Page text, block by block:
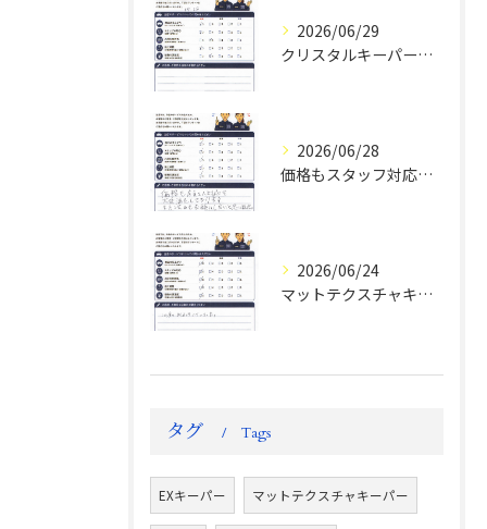
2026/06/29
クリスタルキーパー評判
2026/06/28
価格もスタッフ対応も大変満足！ランドクルーザーFJお客様の声
2026/06/24
マットテクスチャキーパー施工後のお客様の声
タグ Tags
EXキーパー マットテクスチャキーパー